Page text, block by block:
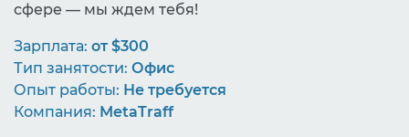
сфере — мы ждем тебя!
Зарплата: от $300
Тип занятости: Офис
Опыт работы: Не требуется
Компания: MetaTraff